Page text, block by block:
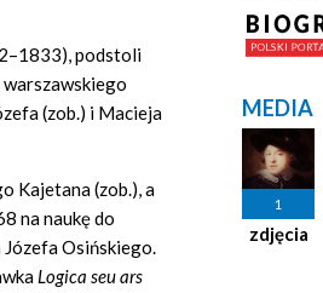
podstoli
warszawskiego
(zob.) i Macieja
Kajetana (zob.), a
na naukę do
Józefa Osińskiego.
Logica seu ars
MEDIA
1
zdjęcia